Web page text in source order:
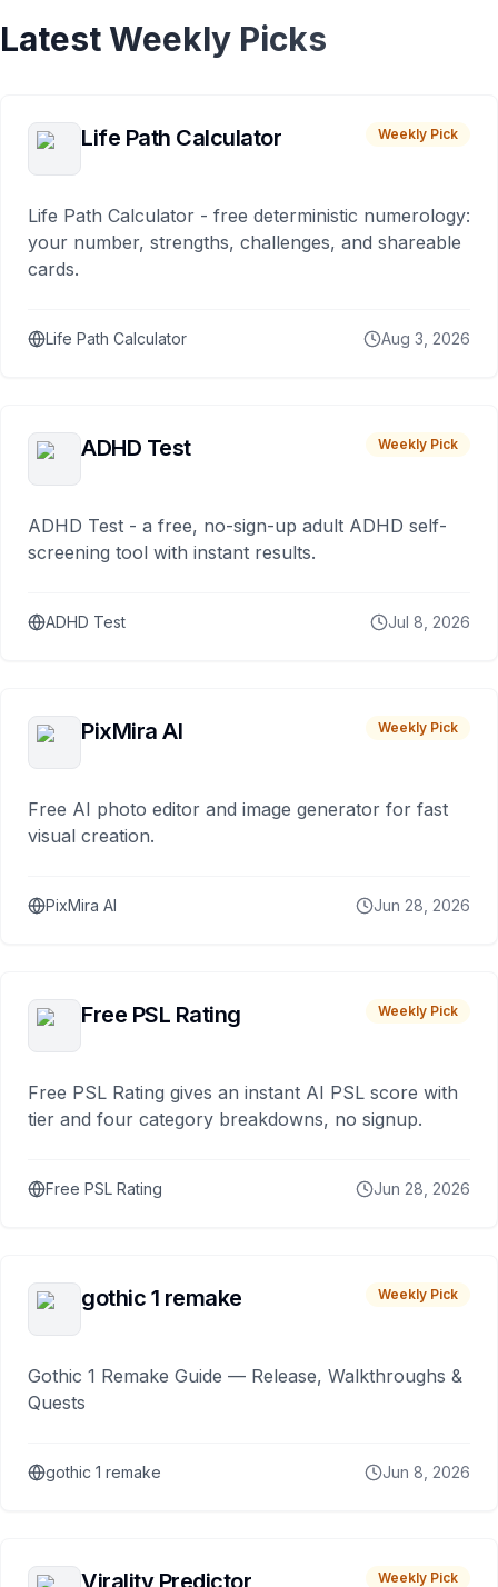
Latest Weekly Picks
Life Path Calculator Weekly Pick
Life Path Calculator - free deterministic numerology:
your number, strengths, challenges, and shareable
cards.
Life Path Calculator Aug 3, 2026
ADHD Test Weekly Pick
ADHD Test - a free, no-sign-up adult ADHD self-
screening tool with instant results.
ADHD Test Jul 8, 2026
PixMira AI Weekly Pick
Free AI photo editor and image generator for fast
visual creation.
PixMira AI Jun 28, 2026
Free PSL Rating Weekly Pick
Free PSL Rating gives an instant AI PSL score with
tier and four category breakdowns, no signup.
Free PSL Rating Jun 28, 2026
gothic 1 remake Weekly Pick
Gothic 1 Remake Guide — Release, Walkthroughs &
Quests
gothic 1 remake Jun 8, 2026
Virality Predictor Weekly Pick